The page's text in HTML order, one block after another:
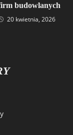
budowlanych
20 kwietnia, 2026